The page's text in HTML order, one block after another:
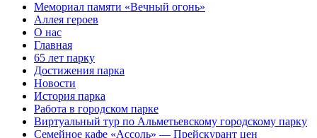
Мемориал памяти «Вечный огонь»
Аллея героев
О нас
Главная
65 лет парку
Достижения парка
Новости
История парка
Работа в городском парке
Виртуальный тур по Альметьевскому городскому парку
Семейное кафе «Ассоль» — Прейскурант цен